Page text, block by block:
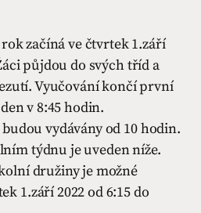
začíná ve čtvrtek 1.září
půjdou do svých tříd a
Vyučování končí první
v 8:45 hodin.
vydávány od 10 hodin.
týdnu je uveden níže.
družiny je možné
1.září 2022 od 6:15 do